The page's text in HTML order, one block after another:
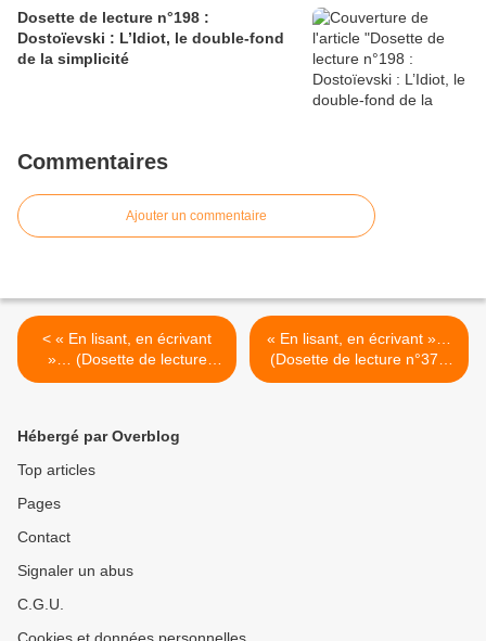
Dosette de lecture n°198 :
Dostoïevski : L’Idiot, le double-fond
de la simplicité
Commentaires
Ajouter un commentaire
< « En lisant, en écrivant
»… (Dosette de lecture
n°36). Franz Kafka : « La
« En lisant, en écrivant »…
(Dosette de lecture n°37).
Jean Giono : « Que ma joie
Hébergé par Overblog
Top articles
Pages
Contact
Signaler un abus
C.G.U.